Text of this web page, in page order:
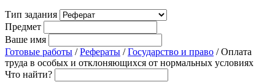
Тип задания
Предмет
Ваше имя
Готовые работы /Рефераты /Государство и право / Оплата
труда в особых и отклоняющихся от нормальных условиях
Что найти?